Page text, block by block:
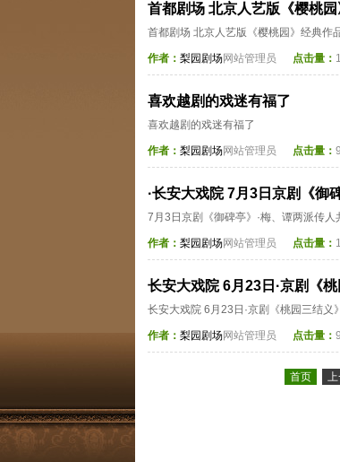
首都剧场 北京人艺版《樱桃
首都剧场 北京人艺版《樱桃园》经典作
作者： 梨园剧场网站管理员 点击量：
喜欢越剧的戏迷有福了
喜欢越剧的戏迷有福了
作者： 梨园剧场网站管理员 点击量：
·长安大戏院 7月3日京剧《御
7月3日京剧《御碑亭》·梅、谭两派传人
作者： 梨园剧场网站管理员 点击量：
长安大戏院 6月23日·京剧《
长安大戏院 6月23日·京剧《桃园三结义
作者： 梨园剧场网站管理员 点击量：
首页 上